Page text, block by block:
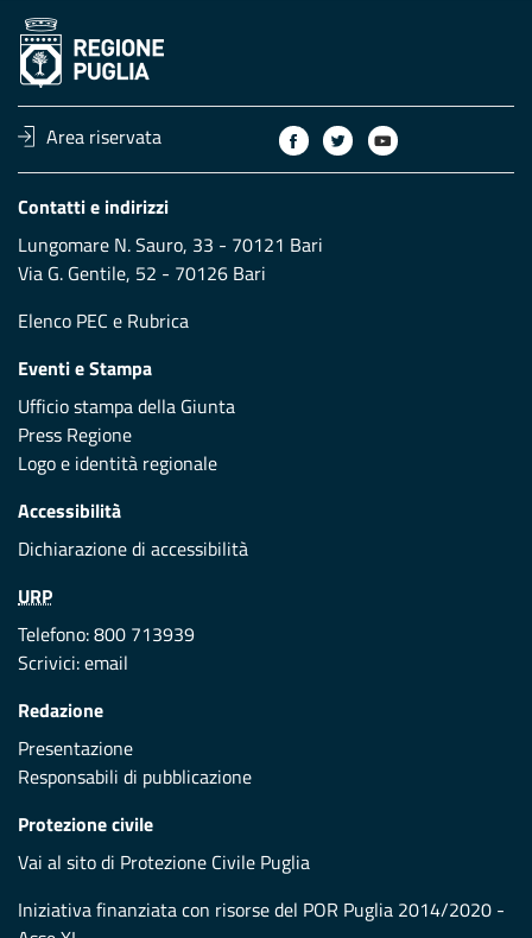
Area riservata
Contatti e indirizzi
Lungomare N. Sauro, 33 - 70121 Bari
Via G. Gentile, 52 - 70126 Bari
Elenco PEC e Rubrica
Eventi e Stampa
Ufficio stampa della Giunta
Press Regione
Logo e identità regionale
Accessibilità
Dichiarazione di accessibilità
URP
Telefono: 800 713939
Scrivici:email
Redazione
Presentazione
Responsabili di pubblicazione
Protezione civile
Vai al sito di Protezione Civile Puglia
Iniziativa finanziata con risorse del POR Puglia 2014/2020 -